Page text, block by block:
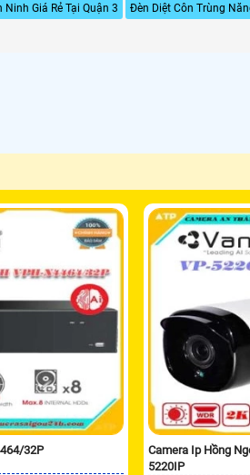
Giá Rẻ Tại Quận 3 Đèn Diệt Côn Trùng
32P
Camera Ip Hồng
5220IP